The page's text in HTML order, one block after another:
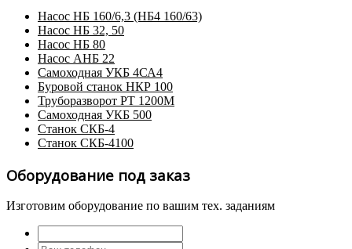
Насос НБ 160/6,3 (НБ4 160/63)
Насос НБ 32, 50
Насос НБ 80
Насос АНБ 22
Самоходная УКБ 4СА4
Буровой станок НКР 100
Труборазворот РТ 1200М
Самоходная УКБ 500
Станок СКБ-4
Станок СКБ-4100
Оборудование под заказ
Изготовим оборудование по вашим тех. заданиям